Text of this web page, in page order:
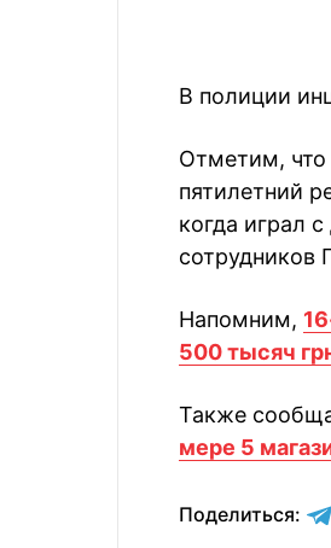
В полиции
Отметим, что
пятилетний
когда играл
сотрудников
Напомним,
500 тысяч
Также
мере 5
Поделиться: